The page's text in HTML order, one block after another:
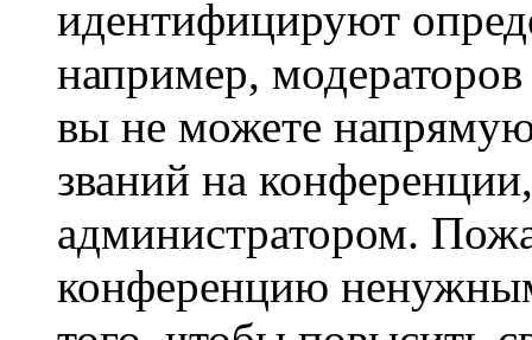
идентифицируют
например,
вы не можете
званий на
администратором.
конференцию